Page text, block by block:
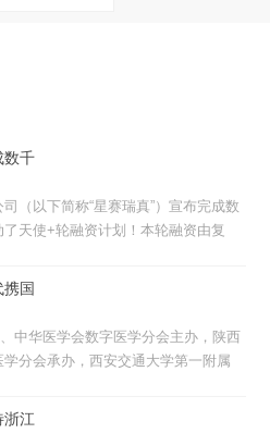
数千
（以下简称“星赛瑞真”）宣布完成数
天使+轮融资计划！本轮融资由复
国
中华医学会数字医学分会主办，陕西
分会承办，西安交通大学第一附属
浙江